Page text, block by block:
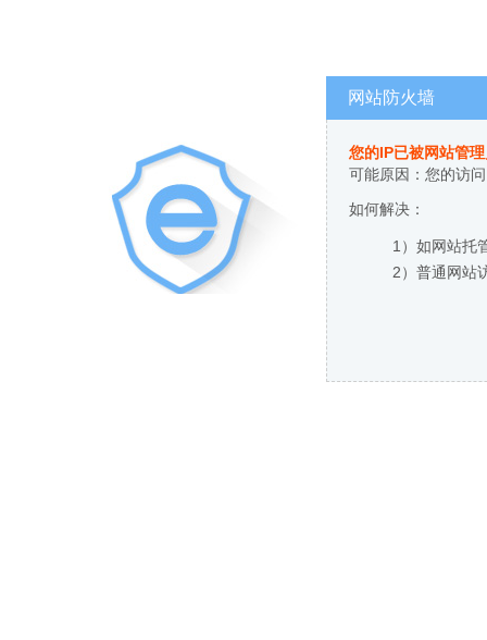
网站防火墙
您的IP已被网站管
可能原因：您的访
如何解决：
1）如网站托
2）普通网站